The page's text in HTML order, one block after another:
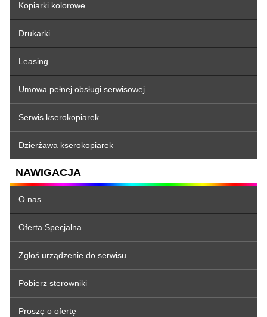
Kopiarki kolorowe
Drukarki
Leasing
Umowa pełnej obsługi serwisowej
Serwis kserokopiarek
Dzierżawa kserokopiarek
NAWIGACJA
O nas
Oferta Specjalna
Zgłoś urządzenie do serwisu
Pobierz sterowniki
Proszę o ofertę